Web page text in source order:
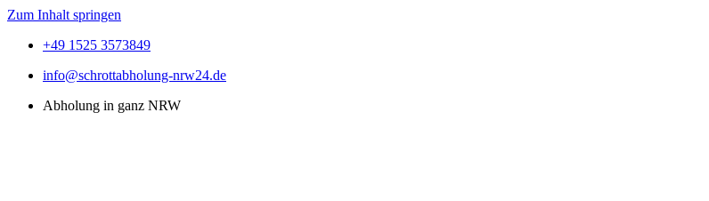
Zum Inhalt springen
+49 1525 3573849
info@schrottabholung-nrw24.de
Abholung in ganz NRW